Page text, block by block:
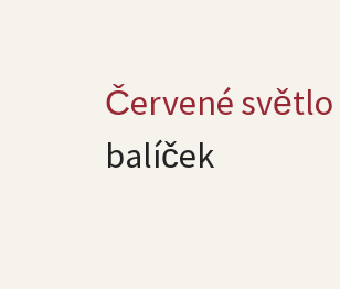
Červené světlo
balíček